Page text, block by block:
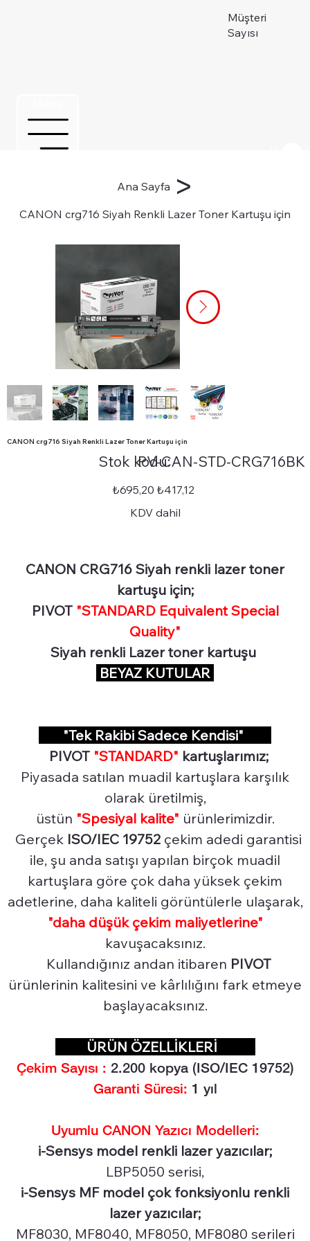
Müşteri
Sayısı
Ana Sayfa >
CANON crg716 Siyah Renkli Lazer Toner Kartuşu için
CANON crg716 Siyah Renkli Lazer Toner Kartuşu için
Stok kodu:
kodu:
STD-
CRG716BK
PV-CAN-STD-CRG716BK
Orijinal
fiyat
₺695,20 İndirimli
fiyat
₺417,12
KDV dahil
CANON CRG716 Siyah renkli lazer toner
kartuşu için;
PIVOT "STANDARD Equivalent Special
Quality"
Siyah renkli Lazer toner kartuşu
BEYAZ KUTULAR
"Tek Rakibi Sadece Kendisi"
PIVOT "STANDARD" kartuşlarımız;
Piyasada satılan muadil kartuşlara karşılık
olarak üretilmiş,
üstün "Spesiyal kalite" ürünlerimizdir.
Gerçek ISO/IEC 19752 çekim adedi garantisi
ile, şu anda satışı yapılan birçok muadil
kartuşlara göre çok daha yüksek çekim
adetlerine, daha kaliteli görüntülerle ulaşarak,
"daha düşük çekim maliyetlerine"
kavuşacaksınız.
Kullandığınız andan itibaren PIVOT
ürünlerinin kalitesini ve kârlılığını fark etmeye
başlayacaksınız.
ÜRÜN ÖZELLİKLERİ
Çekim Sayısı : 2.200 kopya (ISO/IEC 19752)
Garanti Süresi: 1 yıl
Uyumlu CANON Yazıcı Modelleri:
i-Sensys model renkli lazer yazıcılar;
LBP5050 serisi,
i-Sensys MF model çok fonksiyonlu renkli
lazer yazıcılar;
MF8030, MF8040, MF8050, MF8080 serileri